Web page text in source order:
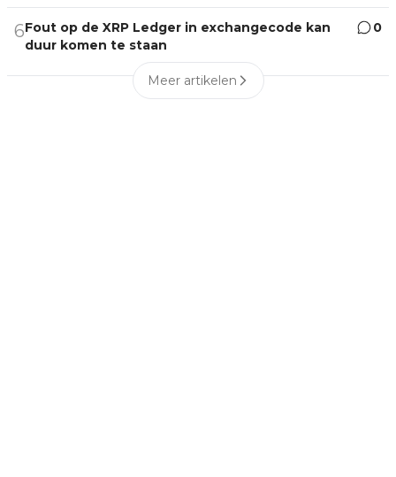
6Fout op de XRP Ledger in exchangecode kan
duur komen te staan
0
Meer artikelen